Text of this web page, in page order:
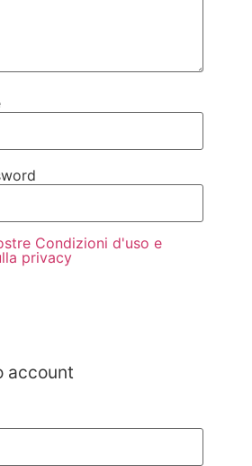
Condizioni d'uso e
privacy
account